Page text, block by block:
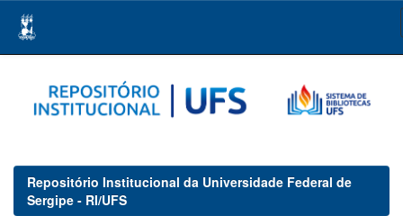
navigation
Repositório Institucional da Universidade Federal de
Sergipe - RI/UFS